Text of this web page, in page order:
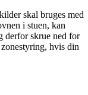
skal bruges med
i stuen, kan
derfor skrue ned for
hvis din